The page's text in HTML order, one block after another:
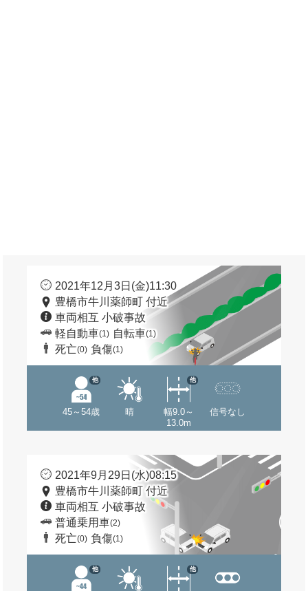
2021年12月3日(金)11:30
豊橋市牛川薬師町 付近
車両相互 小破事故
軽自動車(1) 自転車(1)
死亡(0) 負傷(1)
45～54歳
他
晴
幅9.0～
13.0m
他
信号なし
2021年9月29日(水)08:15
豊橋市牛川薬師町 付近
車両相互 小破事故
普通乗用車(2)
死亡(0) 負傷(1)
他 他